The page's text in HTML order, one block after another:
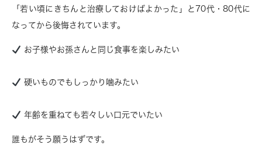
「若い頃にきちんと治療しておけばよかった」と70代・80代に
なってから後悔されています。
お子様やお孫さんと同じ食事を楽しみたい
硬いものでもしっかり噛みたい
年齢を重ねても若々しい口元でいたい
誰もがそう願うはずです。